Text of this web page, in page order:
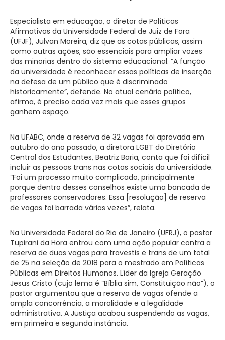
Especialista em educação, o diretor de Políticas
Afirmativas da Universidade Federal de Juiz de Fora
(UFJF), Julvan Moreira, diz que as cotas públicas, assim
como outras ações, são essenciais para ampliar vozes
das minorias dentro do sistema educacional. “A função
da universidade é reconhecer essas políticas de inserção
na defesa de um público que é discriminado
historicamente”, defende. No atual cenário político,
afirma, é preciso cada vez mais que esses grupos
ganhem espaço.
Na UFABC, onde a reserva de 32 vagas foi aprovada em
outubro do ano passado, a diretora LGBT do Diretório
Central dos Estudantes, Beatriz Baria, conta que foi difícil
incluir as pessoas trans nas cotas sociais da universidade.
“Foi um processo muito complicado, principalmente
porque dentro desses conselhos existe uma bancada de
professores conservadores. Essa [resolução] de reserva
de vagas foi barrada várias vezes”, relata.
Na Universidade Federal do Rio de Janeiro (UFRJ), o pastor
Tupirani da Hora entrou com uma ação popular contra a
reserva de duas vagas para travestis e trans de um total
de 25 na seleção de 2018 para o mestrado em Políticas
Públicas em Direitos Humanos. Líder da Igreja Geração
Jesus Cristo (cujo lema é “Bíblia sim, Constituição não”), o
pastor argumentou que a reserva de vagas ofende a
ampla concorrência, a moralidade e a legalidade
administrativa. A Justiça acabou suspendendo as vagas,
em primeira e segunda instância.